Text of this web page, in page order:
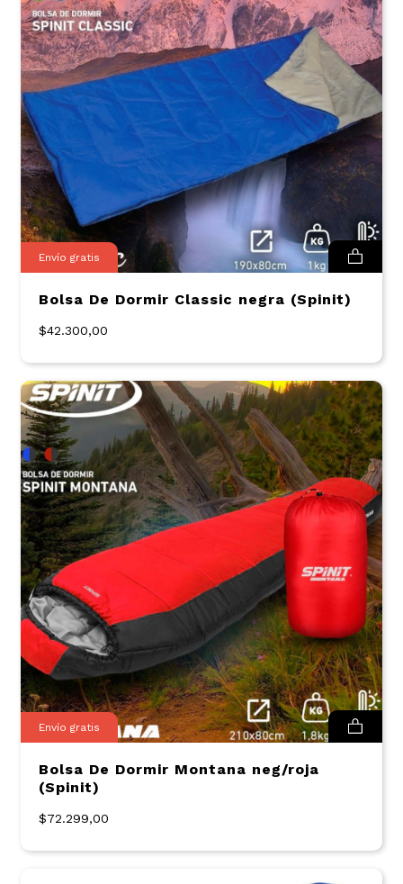
Envío gratis
Bolsa De Dormir Classic negra (Spinit)
$42.300,00
Envío gratis
Bolsa De Dormir Montana neg/roja
(Spinit)
$72.299,00